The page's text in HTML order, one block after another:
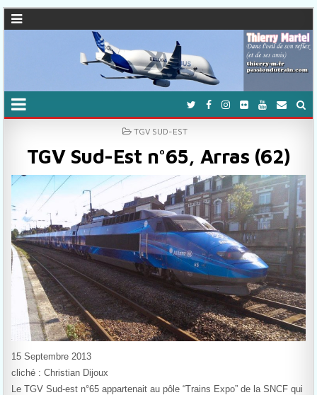
POSTED IN
TGV SUD-EST
TGV Sud-Est n°65, Arras (62)
15 Septembre 2013
cliché : Christian Dijoux
Le TGV Sud-est n°65 appartenait au pôle “Trains Expo” de la SNCF qui